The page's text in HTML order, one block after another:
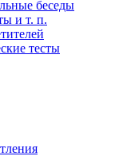
беседы
и т. п.
тесты